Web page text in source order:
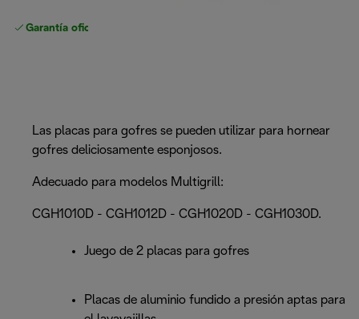
Garantía oficial
Las placas para gofres se pueden utilizar para hornear
gofres deliciosamente esponjosos.
Adecuado para modelos Multigrill:
CGH1010D - CGH1012D - CGH1020D - CGH1030D.
Juego de 2 placas para gofres
Placas de aluminio fundido a presión aptas para